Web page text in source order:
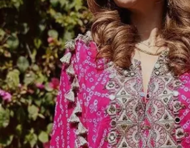
Image credits: pinterest